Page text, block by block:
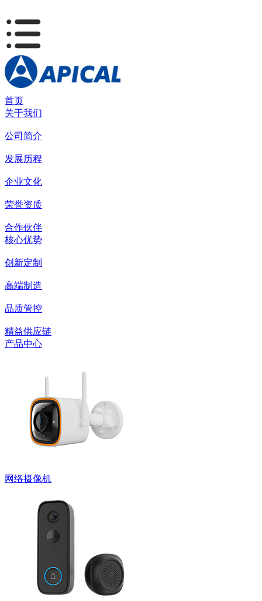
首页
关于我们
公司简介
发展历程
企业文化
荣誉资质
合作伙伴
核心优势
创新定制
高端制造
品质管控
精益供应链
产品中心
网络摄像机